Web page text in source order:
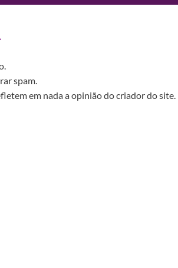
spam.
em nada a opinião do criador do site.